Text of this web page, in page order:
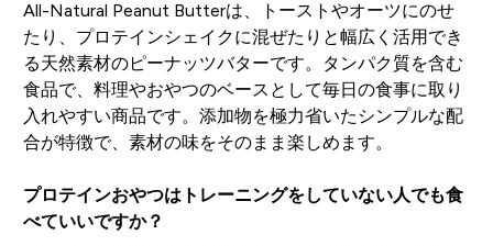
All-Natural Peanut Butterは、トーストやオーツにのせ
たり、プロテインシェイクに混ぜたりと幅広く活用でき
る天然素材のピーナッツバターです。タンパク質を含む
食品で、料理やおやつのベースとして毎日の食事に取り
入れやすい商品です。添加物を極力省いたシンプルな配
合が特徴で、素材の味をそのまま楽しめます。
プロテインおやつはトレーニングをしていない人でも食
べていいですか？